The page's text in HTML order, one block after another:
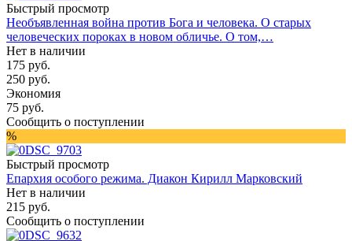
Быстрый просмотр
Необъявленная война против Бога и человека. О старых
человеческих пороках в новом обличье. О том,…
Нет в наличии
175 руб.
250 руб.
Экономия
75 руб.
Сообщить о поступлении
%
Быстрый просмотр
Епархия особого режима. Диакон Кирилл Марковский
Нет в наличии
215 руб.
Сообщить о поступлении